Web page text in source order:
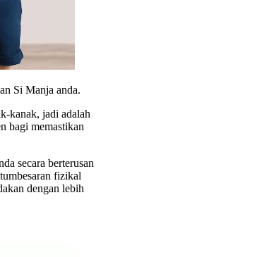
Si Manja anda.
kanak, jadi adalah
bagi memastikan
secara berterusan
fizikal
dengan lebih